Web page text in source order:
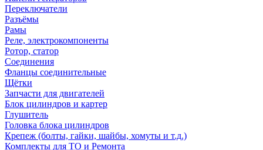
Переключатели
Разъёмы
Рамы
Реле, электрокомпоненты
Ротор, статор
Соединения
Фланцы соединительные
Щётки
Запчасти для двигателей
Блок цилиндров и картер
Глушитель
Головка блока цилиндров
Крепеж (болты, гайки, шайбы, хомуты и т.д.)
Комплекты для ТО и Ремонта